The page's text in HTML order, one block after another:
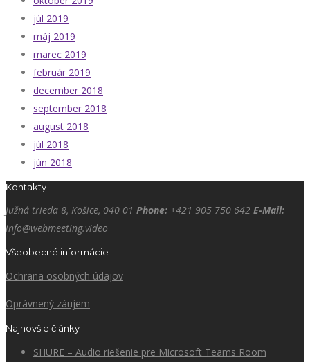
júl 2019
máj 2019
marec 2019
február 2019
december 2018
september 2018
august 2018
júl 2018
jún 2018
Kontakty
Južná trieda 8, Košice, 040 01 Phone: +421 905 750 642 E-Mail:
info@webmeeting.video
Všeobecné informácie
Ochrana osobných údajov
Oprávnený záujem
Najnovšie články
SHURE – Audio riešenie pre Microsoft Teams Room